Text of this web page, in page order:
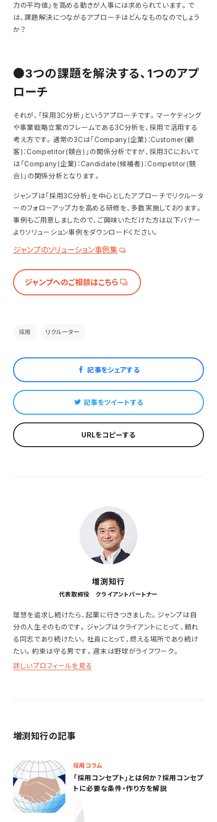
力の平均値」を高める動きが人事には求められています。で
は、課題解決につながるアプローチはどんなものなのでしょう
か？
●3つの課題を解決する、1つのアプ
ローチ
それが、「採用3C分析」というアプローチです。マーケティング
や事業戦略立案のフレームである3C分析を、採用で活用する
考え方です。通常の3Cは「Company(企業)：Customer(顧
客)：Competitor(競合)」の関係分析ですが、採用3Cにおいて
は「Company(企業)：Candidate(候補者)：Competitor(競
合)」の関係分析となります。
ジャンプは「採用3C分析」を中心としたアプローチでリクルータ
ーのフォローアップ力を高める研修を、多数実施しております。
事例もご用意しましたので、ご興味いただけた方は以下バナー
よりソリューション事例をダウンロードください。
ジャンプのソリューション事例集
ジャンプへのご相談はこちら
採用 リクルーター
記事をシェアする
記事をツイートする
URLをコピーする
増渕知行
代表取締役 クライアントパートナー
理想を追求し続けたら、起業に行きつきました。ジャンプは自
分の人生そのものです。ジャンプはクライアントにとって、頼れ
る同志であり続けたい。社員にとって、燃える場所であり続け
たい。約束は守る男です。週末は野球がライフワーク。
詳しいプロフィールを見る
増渕知行の記事
採用コラム
「採用コンセプト」とは何か？採用コンセプ
トに必要な条件・作り方を解説